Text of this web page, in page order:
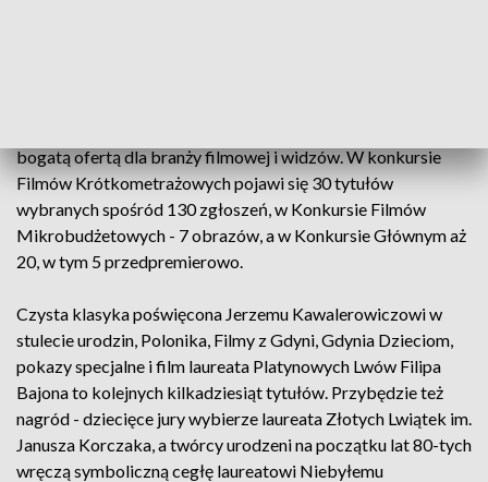
bogatą ofertą dla branży filmowej i widzów. W konkursie
Filmów Krótkometrażowych pojawi się 30 tytułów
wybranych spośród 130 zgłoszeń, w Konkursie Filmów
Mikrobudżetowych - 7 obrazów, a w Konkursie Głównym aż
20, w tym 5 przedpremierowo.
Czysta klasyka poświęcona Jerzemu Kawalerowiczowi w
stulecie urodzin, Polonika, Filmy z Gdyni, Gdynia Dzieciom,
pokazy specjalne i film laureata Platynowych Lwów Filipa
Bajona to kolejnych kilkadziesiąt tytułów. Przybędzie też
nagród - dziecięce jury wybierze laureata Złotych Lwiątek im.
Janusza Korczaka, a twórcy urodzeni na początku lat 80-tych
wręczą symboliczną cegłę laureatowi Niebyłemu